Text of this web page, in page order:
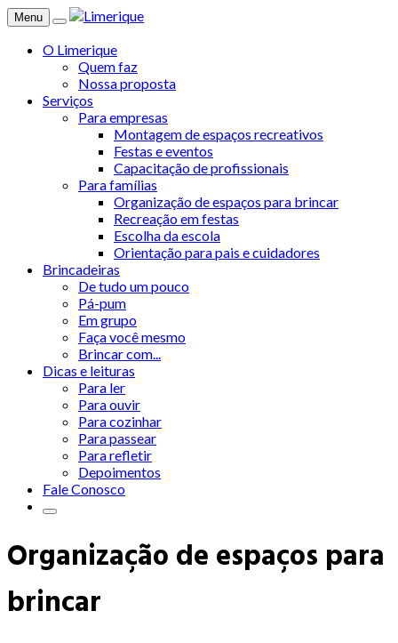
Menu
O Limerique
Quem faz
Nossa proposta
Serviços
Para empresas
Montagem de espaços recreativos
Festas e eventos
Capacitação de profissionais
Para famílias
Organização de espaços para brincar
Recreação em festas
Escolha da escola
Orientação para pais e cuidadores
Brincadeiras
De tudo um pouco
Pá-pum
Em grupo
Faça você mesmo
Brincar com...
Dicas e leituras
Para ler
Para ouvir
Para cozinhar
Para passear
Para refletir
Depoimentos
Fale Conosco
Organização de espaços para
brincar